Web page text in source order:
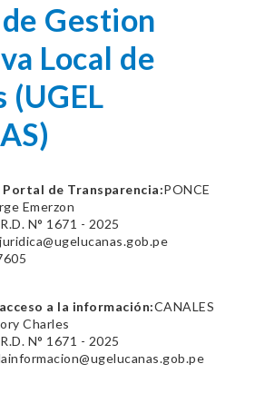
Gestion
Local de
(UGEL
Portal de Transparencia:PONCE
Emerzon
R.D. N° 1671 - 2025
a la información:CANALES
Charles
R.D. N° 1671 - 2025